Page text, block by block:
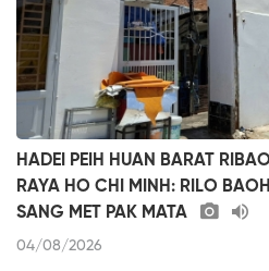
HADEI PEIH HUAN BARAT
RAYA HO CHI MINH: RILO
SANG MET PAK MATA
04/08/2026